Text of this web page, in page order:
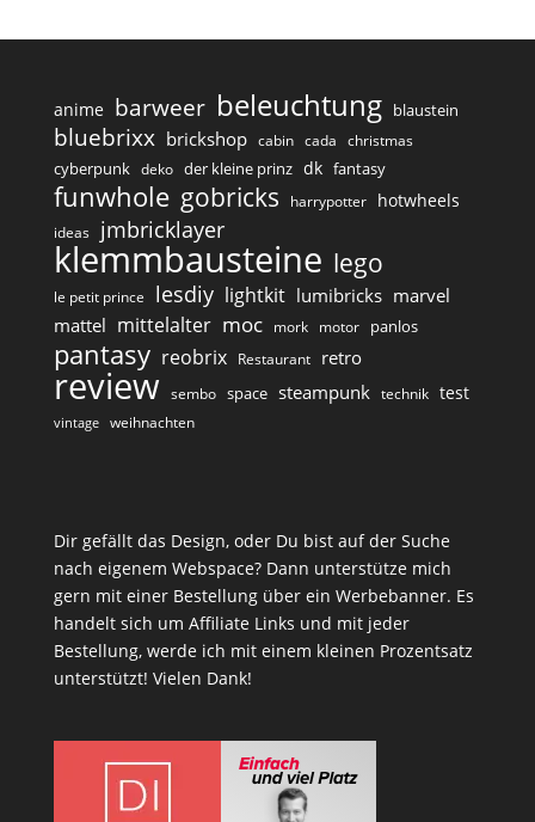
anime barweer beleuchtung blaustein
bluebrixx brickshop cabin cada christmas
cyberpunk deko der kleine prinz dk fantasy
funwhole gobricks harrypotter hotwheels
ideas jmbricklayer
klemmbausteine lego
le petit prince lesdiy lightkit lumibricks marvel
mattel mittelalter moc mork motor panlos
pantasy reobrix Restaurant retro
review sembo space steampunk technik test
vintage weihnachten
Dir gefällt das Design, oder Du bist auf der Suche
nach eigenem Webspace? Dann unterstütze mich
gern mit einer Bestellung über ein Werbebanner. Es
handelt sich um Affiliate Links und mit jeder
Bestellung, werde ich mit einem kleinen Prozentsatz
unterstützt! Vielen Dank!